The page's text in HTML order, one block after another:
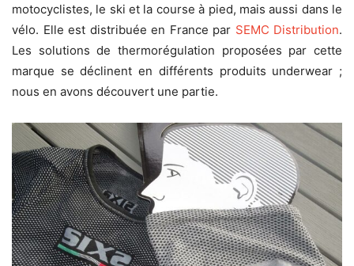
motocyclistes, le ski et la course à pied, mais aussi dans le
vélo. Elle est distribuée en France par SEMC Distribution.
Les solutions de thermorégulation proposées par cette
marque se déclinent en différents produits underwear ;
nous en avons découvert une partie.